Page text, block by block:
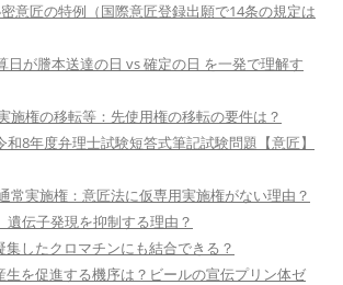
意匠の特例（国際意匠登録出願で14条の規定は
日が謄本送達の日 vs 確定の日 を一発で理解す
施権の移転等：先使用権の移転の要件は？
和8年度弁理士試験短答式筆記試験問題【意匠】
常実施権：意匠法に仮専用実施権がない理由？
遺伝子発現を抑制する理由？
したクロマチンにも結合できる？
生を促進する機序は？ビールの宣伝プリン体ゼ